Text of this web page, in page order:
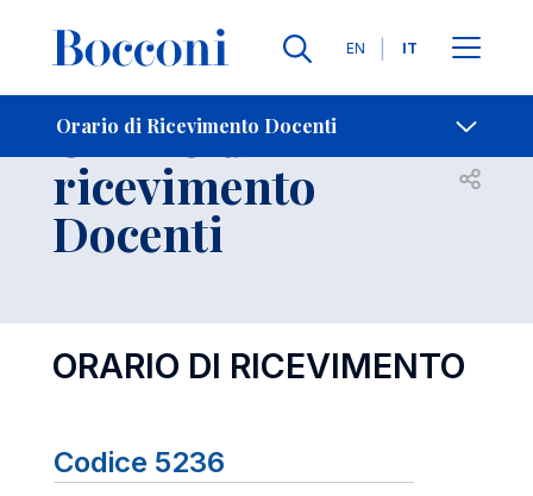
Lingue
EN IT
Orario di Ricevimento Docenti
-
Orario di
ricevimento
Docenti
Open
ORARIO DI RICEVIMENTO
Codice 5236